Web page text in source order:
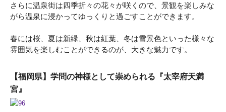
さらに温泉街は四季折々の花々が咲くので、景観を楽しみな
がら温泉に浸かってゆっくりと過ごすことができます。
春には桜、夏は新緑、秋は紅葉、冬は雪景色といった様々な
雰囲気を楽しむことができるのが、大きな魅力です。
【福岡県】学問の神様として崇められる『太宰府天満
宮』